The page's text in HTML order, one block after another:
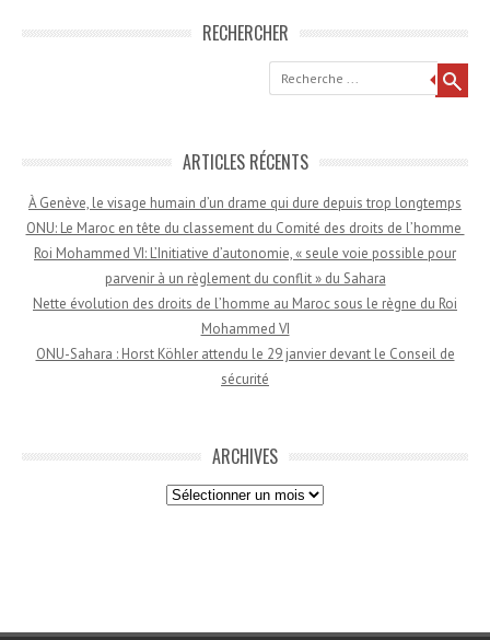
RECHERCHER
Recherche
ARTICLES RÉCENTS
À Genève, le visage humain d’un drame qui dure depuis trop longtemps
ONU: Le Maroc en tête du classement du Comité des droits de l’homme
Roi Mohammed VI: L’Initiative d’autonomie, « seule voie possible pour
parvenir à un règlement du conflit » du Sahara
Nette évolution des droits de l’homme au Maroc sous le règne du Roi
Mohammed VI
ONU-Sahara : Horst Köhler attendu le 29 janvier devant le Conseil de
sécurité
ARCHIVES
Archives